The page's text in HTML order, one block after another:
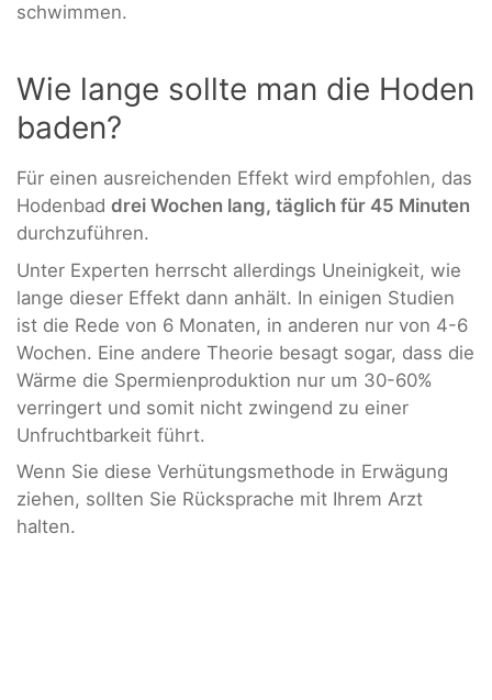
schwimmen.
Wie lange sollte man die Hoden
baden?
Für einen ausreichenden Effekt wird empfohlen, das
Hodenbad drei Wochen lang, täglich für 45 Minuten
durchzuführen.
Unter Experten herrscht allerdings Uneinigkeit, wie
lange dieser Effekt dann anhält. In einigen Studien
ist die Rede von 6 Monaten, in anderen nur von 4-6
Wochen. Eine andere Theorie besagt sogar, dass die
Wärme die Spermienproduktion nur um 30-60%
verringert und somit nicht zwingend zu einer
Unfruchtbarkeit führt.
Wenn Sie diese Verhütungsmethode in Erwägung
ziehen, sollten Sie Rücksprache mit Ihrem Arzt
halten.